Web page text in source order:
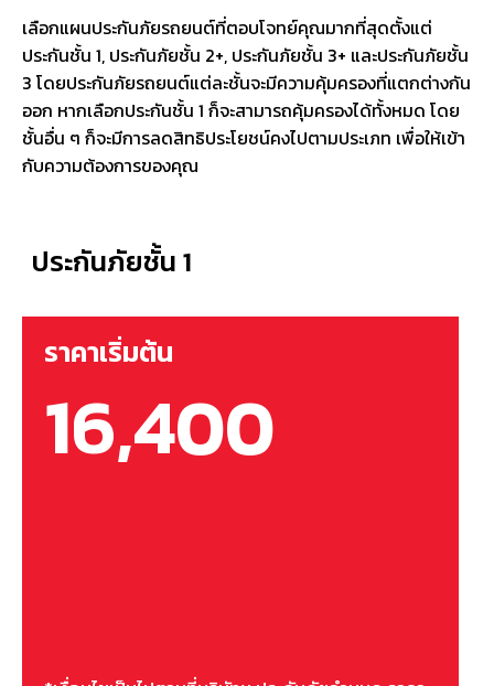
เลือกแผนประกันภัยรถยนต์ที่ตอบโจทย์คุณมากที่สุดตั้งแต่
ประกันชั้น 1, ประกันภัยชั้น 2+, ประกันภัยชั้น 3+ และประกันภัยชั้น
3 โดยประกันภัยรถยนต์แต่ละชั้นจะมีความคุ้มครองที่แตกต่างกัน
ออก หากเลือกประกันชั้น 1 ก็จะสามารถคุ้มครองได้ทั้งหมด โดย
ชั้นอื่น ๆ ก็จะมีการลดสิทธิประโยชน์คงไปตามประเภท เพื่อให้เข้า
กับความต้องการของคุณ
ประกันภัยชั้น 1
ราคาเริ่มต้น
16,400